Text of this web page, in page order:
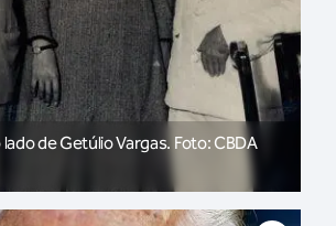
de Getúlio Vargas. Foto: CBDA